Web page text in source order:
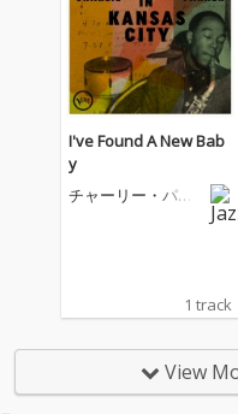
I've Found A New Bab
y
チャーリー・パー
1 track
View